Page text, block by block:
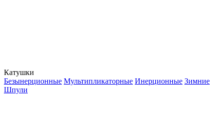
Катушки
Безынерционные Мультипликаторные Инерционные Зимние
Шпули